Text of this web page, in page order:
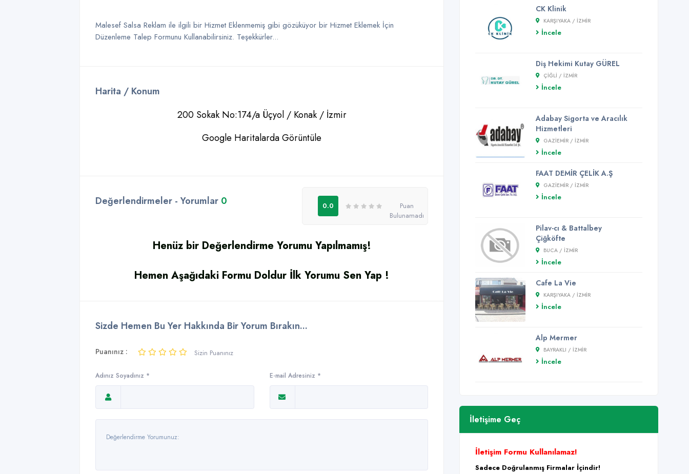
Malesef Salsa Reklam ile ilgili bir Hizmet Eklenmemiş gibi gözüküyor bir Hizmet Eklemek İçin
Düzenleme Talep Formunu Kullanabilirsiniz. Teşekkürler...
Harita / Konum
200 Sokak No:174/a Üçyol / Konak / İzmir
Google Haritalarda Görüntüle
Değerlendirmeler - Yorumlar 0 0.0
Puan
Bulunamadı
Henüz bir Değerlendirme Yorumu Yapılmamış!
Hemen Aşağıdaki Formu Doldur İlk Yorumu Sen Yap !
Sizde Hemen Bu Yer Hakkında Bir Yorum Bırakın...
Puanınız : Sizin Puanınız
Adınız Soyadınız * E-mail Adresiniz *
CK Klinik
KARŞIYAKA / İZMİR
İncele
Diş Hekimi Kutay GÜREL
ÇIĞLI / İZMİR
İncele
Adabay Sigorta ve Aracılık
Hizmetleri
GAZIEMIR / İZMİR
İncele
FAAT DEMİR ÇELİK A.Ş
GAZIEMIR / İZMİR
İncele
Pilav-cı & Battalbey
Çiğköfte
BUCA / İZMİR
İncele
Cafe La Vie
KARŞIYAKA / İZMİR
İncele
Alp Mermer
BAYRAKLI / İZMİR
İncele
İletişime Geç
İletişim Formu Kullanılamaz!
Sadece Doğrulanmış Firmalar İçindir!